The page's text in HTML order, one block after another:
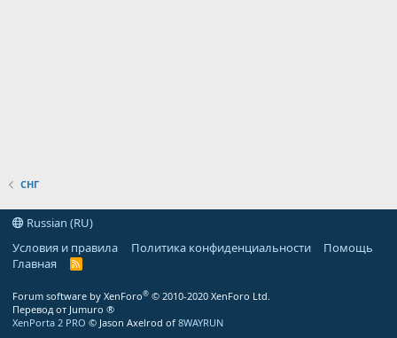
СНГ
Russian (RU)
Условия и правила
Политика конфиденциальности
Помощь
Главная
R
Forum software by XenForo® © 2010-2020 XenForo Ltd.
Перевод от Jumuro ®
XenPorta 2 PRO © Jason Axelrod of 8WAYRUN